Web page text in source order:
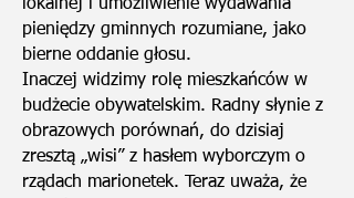
lokalnej i umożliwienie wydawania
pieniędzy gminnych rozumiane, jako
bierne oddanie głosu.
Inaczej widzimy rolę mieszkańców w
budżecie obywatelskim. Radny słynie z
obrazowych porównań, do dzisiaj
zresztą „wisi” z hasłem wyborczym o
rządach marionetek. Teraz uważa, że